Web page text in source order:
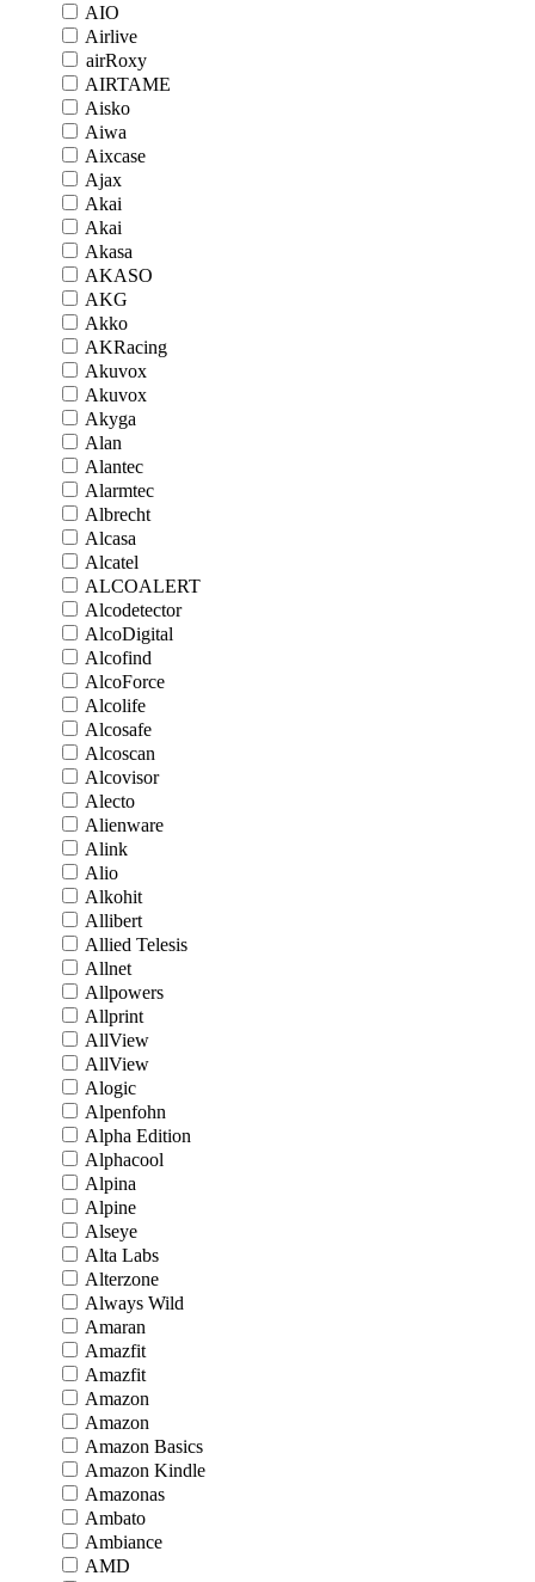
AIO
Airlive
airRoxy
AIRTAME
Aisko
Aiwa
Aixcase
Ajax
Akai
Akai
Akasa
AKASO
AKG
Akko
AKRacing
Akuvox
Akuvox
Akyga
Alan
Alantec
Alarmtec
Albrecht
Alcasa
Alcatel
ALCOALERT
Alcodetector
AlcoDigital
Alcofind
AlcoForce
Alcolife
Alcosafe
Alcoscan
Alcovisor
Alecto
Alienware
Alink
Alio
Alkohit
Allibert
Allied Telesis
Allnet
Allpowers
Allprint
AllView
AllView
Alogic
Alpenfohn
Alpha Edition
Alphacool
Alpina
Alpine
Alseye
Alta Labs
Alterzone
Always Wild
Amaran
Amazfit
Amazfit
Amazon
Amazon
Amazon Basics
Amazon Kindle
Amazonas
Ambato
Ambiance
AMD